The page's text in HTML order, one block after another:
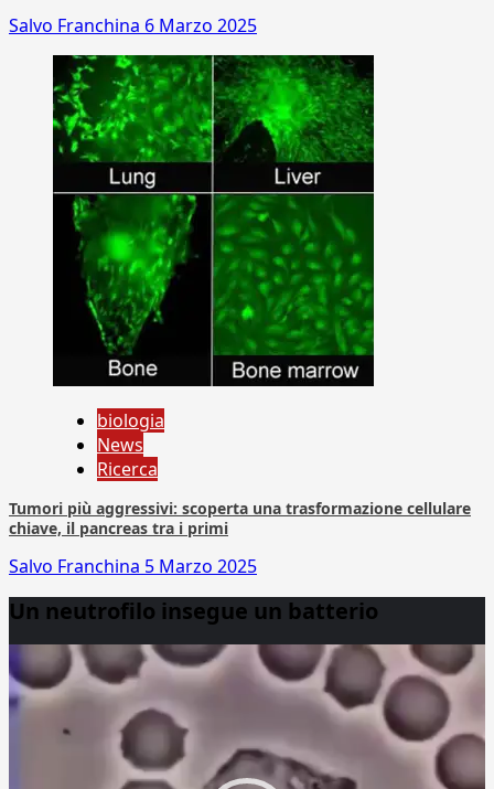
Salvo Franchina 6 Marzo 2025
biologia
News
Ricerca
Tumori più aggressivi: scoperta una trasformazione cellulare
chiave, il pancreas tra i primi
Salvo Franchina 5 Marzo 2025
Un neutrofilo insegue un batterio
Player